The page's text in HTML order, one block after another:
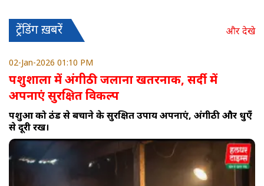
ट्रेंडिंग ख़बरें और देखे
02-Jan-2026 01:10 PM
पशुशाला में अंगीठी जलाना खतरनाक, सर्दी में
अपनाएं सुरक्षित विकल्प
पशुओं को ठंड से बचाने के सुरक्षित उपाय अपनाएं, अंगीठी और धुएँ
से दूरी रखें।